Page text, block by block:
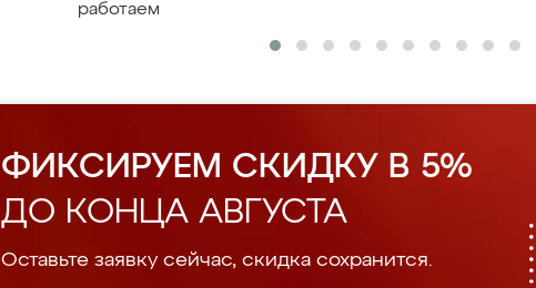
работаем
ФИКСИРУЕМ СКИДКУ В 5%
ДО КОНЦА АВГУСТА
Оставьте заявку сейчас, скидка сохранится.